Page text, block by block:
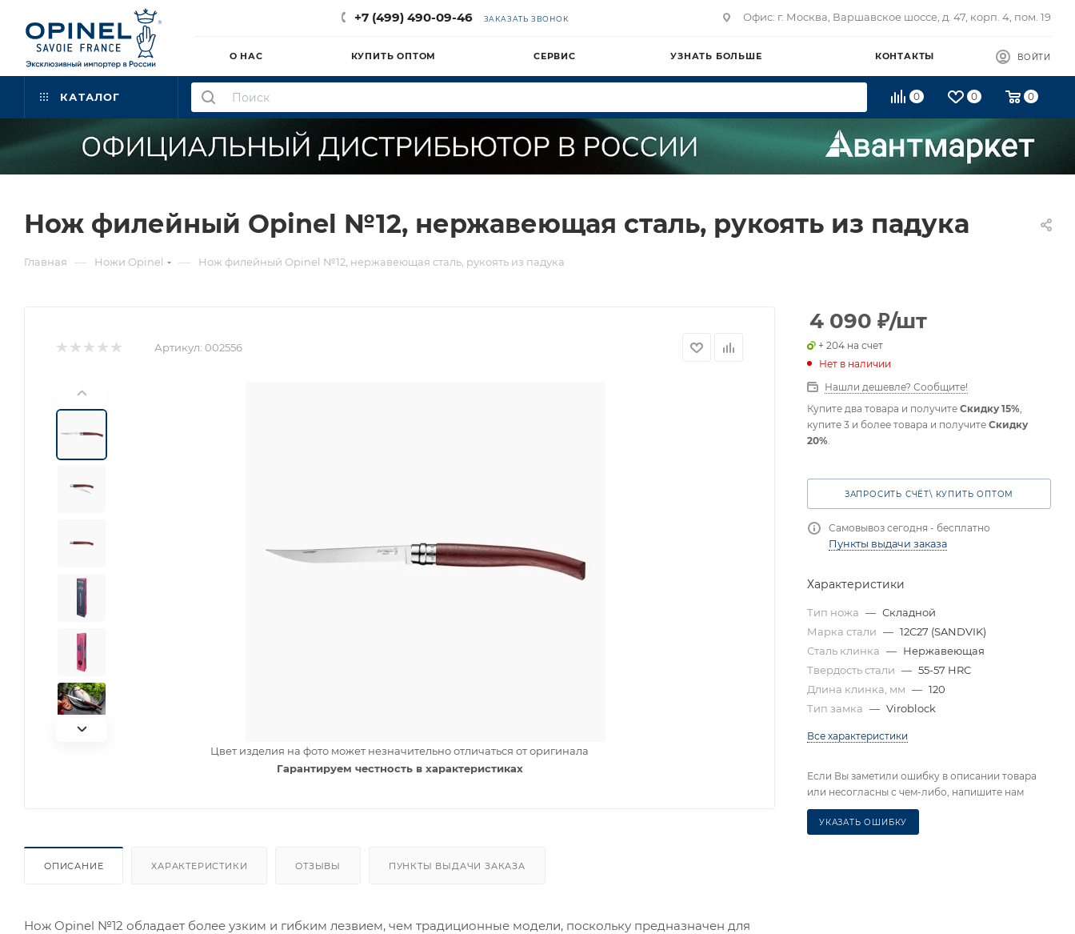
+7 (499) 490-09-46 ЗАКАЗАТЬ ЗВОНОК Офис: г. Москва, Варшавское шоссе, д. 47, корп. 4, пом. 19
О НАС КУПИТЬ ОПТОМ СЕРВИС УЗНАТЬ БОЛЬШЕ КОНТАКТЫ ВОЙТИ
КАТАЛОГ 0 0 0
Нож филейный Opinel №12, нержавеющая сталь, рукоять из падука
Главная — Ножи Opinel — Нож филейный Opinel №12, нержавеющая сталь, рукоять из падука
Артикул: 002556
Цвет изделия на фото может незначительно отличаться от оригинала
Гарантируем честность в характеристиках
ОПИСАНИЕ ХАРАКТЕРИСТИКИ ОТЗЫВЫ ПУНКТЫ ВЫДАЧИ ЗАКАЗА
Нож Opinel №12 обладает более узким и гибким лезвием, чем традиционные модели, поскольку предназначен для
4 090 ₽/шт
+ 204 на счет
Нет в наличии
Нашли дешевле? Сообщите!
Купите два товара и получите Скидку 15%
купите 3 и более товара и получите Скидку
20%
ЗАПРОСИТЬ СЧЁТ\ КУПИТЬ ОПТОМ
Самовывоз сегодня - бесплатно
Пункты выдачи заказа
Характеристики
Тип ножа — Складной
Марка стали — 12C27 (SANDVIK)
Сталь клинка — Нержавеющая
Твердость стали — 55-57 HRC
Длина клинка, мм — 120
Тип замка — Viroblock
Все характеристики
Если Вы заметили ошибку в описании товара
или несогласны с чем-либо, напишите нам
УКАЗАТЬ ОШИБКУ